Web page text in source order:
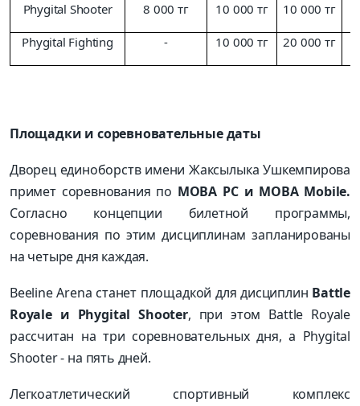
Phygital Shooter 8 000 тг 10 000 тг 10 000 тг
Phygital Fighting - 10 000 тг 20 000 тг
Площадки и соревновательные даты
Дворец единоборств имени Жаксылыка Ушкемпирова
примет соревнования по MOBA PC и MOBA Mobile.
Согласно концепции билетной программы,
соревнования по этим дисциплинам запланированы
на четыре дня каждая.
Beeline Arena станет площадкой для дисциплин Battle
Royale и Phygital Shooter, при этом Battle Royale
рассчитан на три соревновательных дня, а Phygital
Shooter - на пять дней.
Легкоатлетический спортивный комплекс